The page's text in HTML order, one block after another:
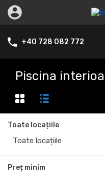
+40 728 082 772
Piscina
Toate locațiile
Toate locațiile
Preț minim